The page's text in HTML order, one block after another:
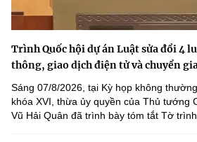
Trình Quốc hội dự án Luật sửa đổi 4
thông, giao dịch điện tử và chuyển
Sáng 07/8/2026, tại Kỳ họp không
khóa XVI, thừa ủy quyền của Thủ tướng
Vũ Hải Quân đã trình bày tóm tắt Tờ